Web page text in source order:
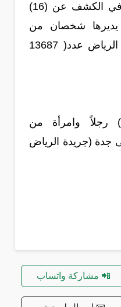
ونجحت الحملة الأمنية في الكشف عن (16)
يديرها شخصان من
الجنسية البنجلاديشية فى الرياض عدد( 13687
تم القبض على (1326) رجلاً وامرأة من
جدة (جريدة الرياض
📲 مشاركة واتساب